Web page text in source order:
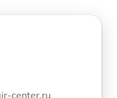
center.ru